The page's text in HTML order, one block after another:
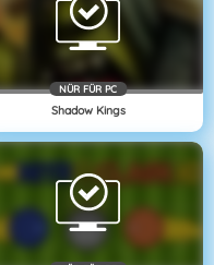
NÜR FÜR PC
Shadow Kings